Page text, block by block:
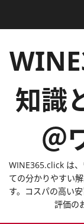
知識
＠
WINE365.click は
ての分かりやすい
す。コスパの高い
評価の